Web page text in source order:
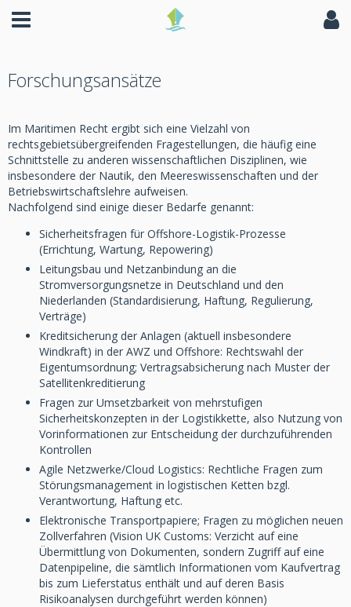
Forschungsansätze
Im Maritimen Recht ergibt sich eine Vielzahl von
rechtsgebietsübergreifenden Fragestellungen, die häufig eine
Schnittstelle zu anderen wissenschaftlichen Disziplinen, wie
insbesondere der Nautik, den Meereswissenschaften und der
Betriebswirtschaftslehre aufweisen.
Nachfolgend sind einige dieser Bedarfe genannt:
Sicherheitsfragen für Offshore-Logistik-Prozesse
(Errichtung, Wartung, Repowering)
Leitungsbau und Netzanbindung an die
Stromversorgungsnetze in Deutschland und den
Niederlanden (Standardisierung, Haftung, Regulierung,
Verträge)
Kreditsicherung der Anlagen (aktuell insbesondere
Windkraft) in der AWZ und Offshore: Rechtswahl der
Eigentumsordnung; Vertragsabsicherung nach Muster der
Satellitenkreditierung
Fragen zur Umsetzbarkeit von mehrstufigen
Sicherheitskonzepten in der Logistikkette, also Nutzung von
Vorinformationen zur Entscheidung der durchzuführenden
Kontrollen
Agile Netzwerke/Cloud Logistics: Rechtliche Fragen zum
Störungsmanagement in logistischen Ketten bzgl.
Verantwortung, Haftung etc.
Elektronische Transportpapiere; Fragen zu möglichen neuen
Zollverfahren (Vision UK Customs: Verzicht auf eine
Übermittlung von Dokumenten, sondern Zugriff auf eine
Datenpipeline, die sämtlich Informationen vom Kaufvertrag
bis zum Lieferstatus enthält und auf deren Basis
Risikoanalysen durchgeführt werden können)